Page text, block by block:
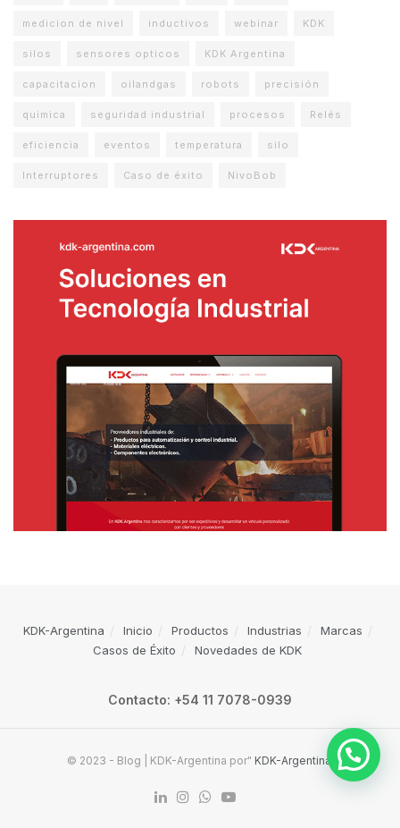
medicion de nivel inductivos webinar KDK
silos sensores opticos KDK Argentina
capacitacion oilandgas robots precisión
quimica seguridad industrial procesos Relés
eficiencia eventos temperatura silo
Interruptores Caso de éxito NivoBob
KDK-Argentina Inicio Productos Industrias
Marcas
Casos de Éxito
Novedades de KDK
Contacto: +54 11 7078-0939
© 2023 - Blog | KDK-Argentina por" KDK-Argentina